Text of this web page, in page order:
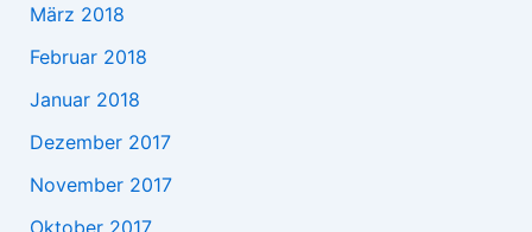
März 2018
Februar 2018
Januar 2018
Dezember 2017
November 2017
Oktober 2017